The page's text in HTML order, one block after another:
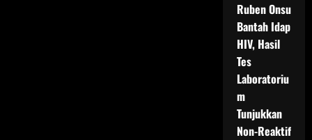
Ruben Onsu
Bantah Idap
HIV, Hasil
Tes
Laboratoriu
m
Tunjukkan
Non-Reaktif